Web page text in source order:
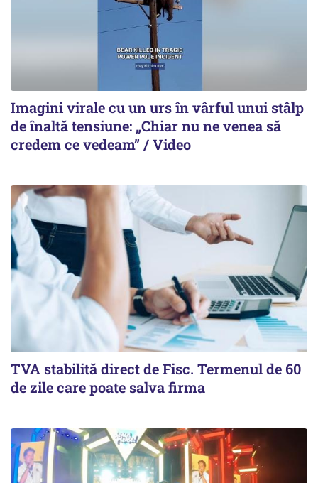
Imagini virale cu un urs în vârful unui stâlp
de înaltă tensiune: „Chiar nu ne venea să
credem ce vedeam” / Video
TVA stabilită direct de Fisc. Termenul de 60
de zile care poate salva firma